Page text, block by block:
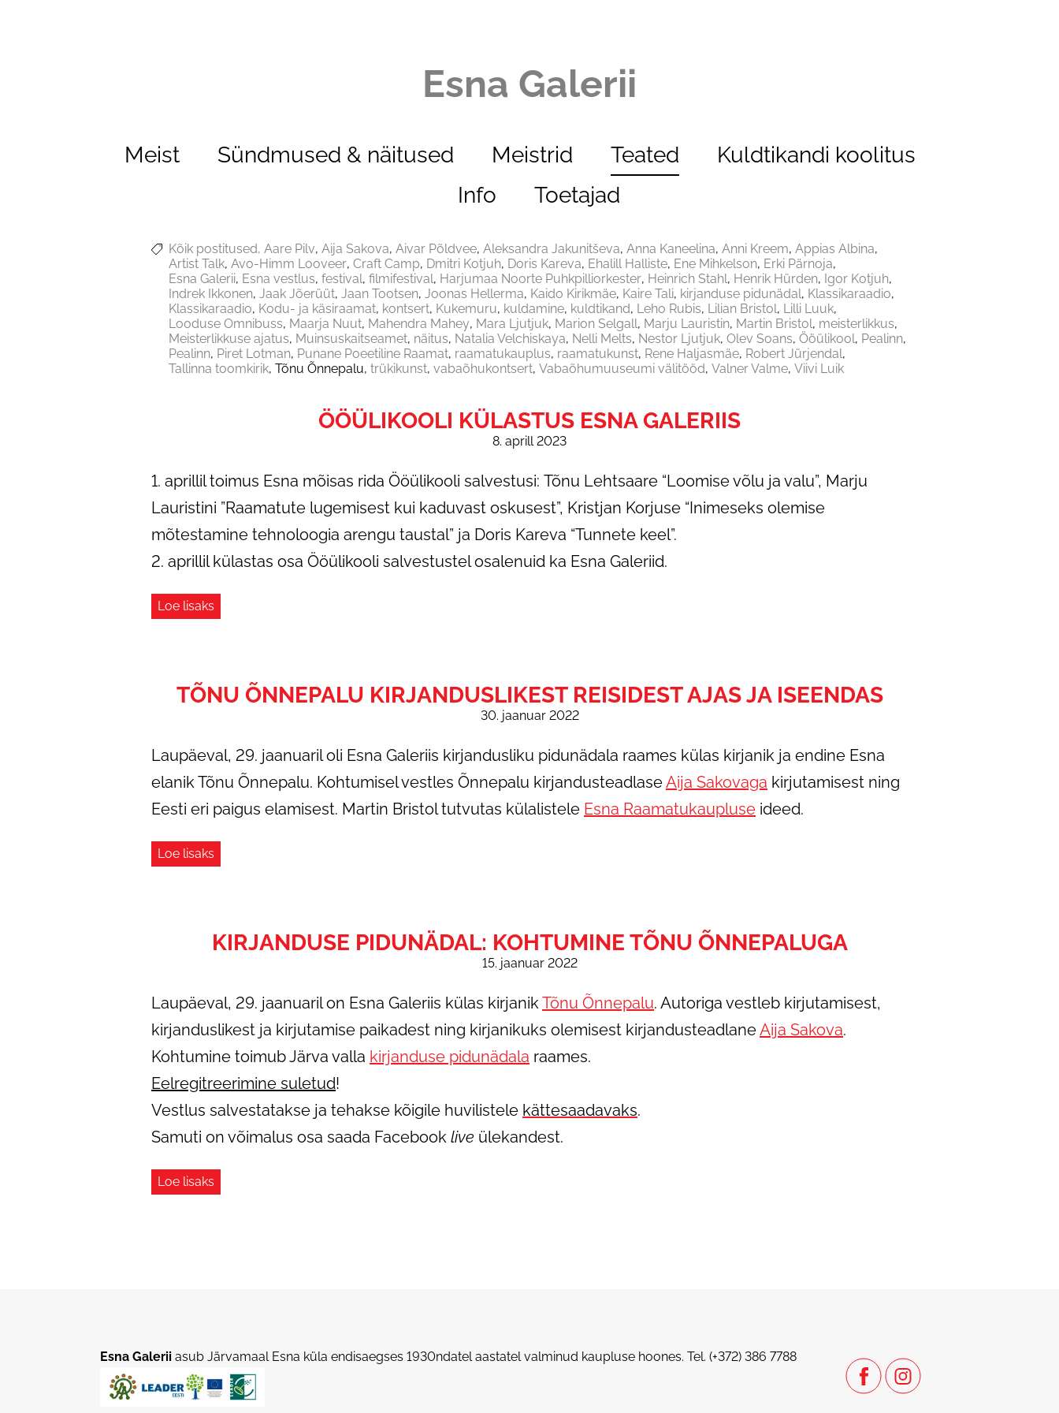
Esna Galerii
Meist Sündmused & näitused Meistrid Teated
Kuldtikandi koolitus
Info
Toetajad
Kõik postitused Aare Pilv Aija Sakova Aivar Põldvee Aleksandra Jakunitševa Anna Kaneelina Anni Kreem Appias Albina
Artist Talk Avo-Himm Looveer Craft Camp Dmitri Kotjuh Doris Kareva Ehalill Halliste Ene Mihkelson Erki Pärnoja
Esna Galerii Esna vestlus festival filmifestival Harjumaa Noorte Puhkpilliorkester Heinrich Stahl Henrik Hürden Igor Kotjuh
Indrek Ikkonen Jaak Jõerüüt Jaan Tootsen Joonas Hellerma Kaido Kirikmäe Kaire Tali kirjanduse pidunädal Klassikaraadio
Klassikaraadio Kodu- ja käsiraamat kontsert Kukemuru kuldamine kuldtikand Leho Rubis Lilian Bristol Lilli Luuk
Looduse Omnibuss Maarja Nuut Mahendra Mahey Mara Ljutjuk Marion Selgall Marju Lauristin Martin Bristol meisterlikkus
Meisterlikkuse ajatus Muinsuskaitseamet näitus Natalia Velchiskaya Nelli Melts Nestor Ljutjuk Olev Soans Ööülikool Pealinn
Pealinn Piret Lotman Punane Poeetiline Raamat raamatukauplus raamatukunst Rene Haljasmäe Robert Jürjendal
Tallinna toomkirik Tõnu Õnnepalu trükikunst vabaõhukontsert Vabaõhumuuseumi välitööd Valner Valme Viivi Luik
ÖÖÜLIKOOLI KÜLASTUS ESNA GALERIIS
8. aprill 2023
1. aprillil toimus Esna mõisas rida Ööülikooli salvestusi: Tõnu Lehtsaare “Loomise võlu ja valu”, Marju
Lauristini ”Raamatute lugemisest kui kaduvast oskusest”, Kristjan Korjuse “Inimeseks olemise
mõtestamine tehnoloogia arengu taustal” ja Doris Kareva “Tunnete keel”.
2. aprillil külastas osa Ööülikooli salvestustel osalenuid ka Esna Galeriid.
Loe lisaks
TÕNU ÕNNEPALU KIRJANDUSLIKEST REISIDEST AJAS JA ISEENDAS
30. jaanuar 2022
Laupäeval, 29. jaanuaril oli Esna Galeriis kirjandusliku pidunädala raames külas kirjanik ja endine Esna
elanik Tõnu Õnnepalu. Kohtumisel vestles Õnnepalu kirjandusteadlaseAija Sakovaga kirjutamisest ning
Eesti eri paigus elamisest. Martin Bristol tutvutas külalistele Esna Raamatukaupluse ideed.
Loe lisaks
KIRJANDUSE PIDUNÄDAL: KOHTUMINE TÕNU ÕNNEPALUGA
15. jaanuar 2022
Laupäeval, 29. jaanuaril on Esna Galeriis külas kirjanikTõnu Õnnepalu. Autoriga vestleb kirjutamisest,
kirjanduslikest ja kirjutamise paikadest ning kirjanikuks olemisest kirjandusteadlaneAija Sakova.
Kohtumine toimub Järva valla kirjanduse pidunädala raames.
Eelregitreerimine suletud!
Vestlus salvestatakse ja tehakse kõigile huvilistele kättesaadavaks.
Samuti on võimalus osa saada Facebook live ülekandest.
Loe lisaks
Esna Galerii asub Järvamaal Esna küla endisaegses 1930ndatel aastatel valminud kaupluse hoones. Tel. (+372) 386 7788